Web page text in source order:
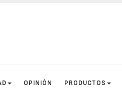
OPINIÓN PRODUCTOS